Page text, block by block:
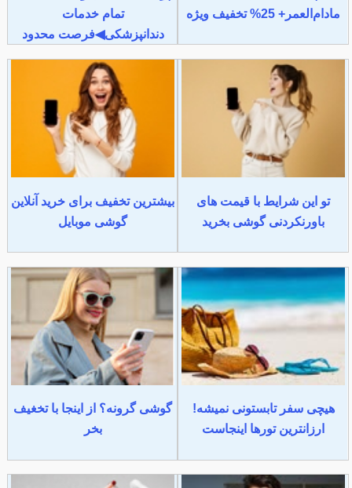
مادام‌العمر+ 25% تخفیف ویژه
تمام خدمات
دندانپزشکی◀فرصت محدود
تو این شرایط با قیمت های
باورنکردنی گوشی بخرید
بیشترین تخفیف برای خرید آنلاین
گوشی موبایل
هیچی سفر تابستونی نمیشه!
ارزانترین تورها اینجاست
گوشی گرونه؟ از اینجا با تخغیف
بخر